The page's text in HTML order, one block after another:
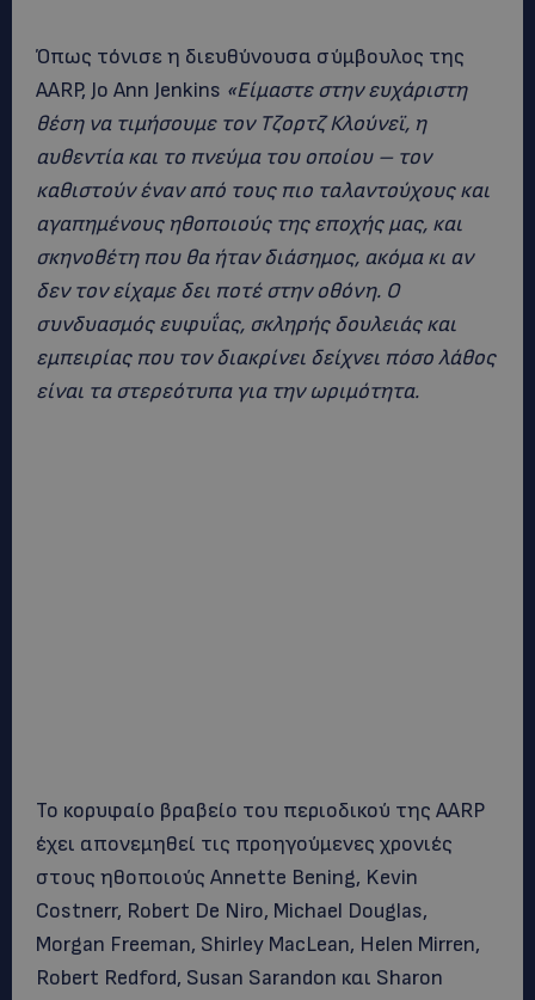
Όπως τόνισε η διευθύνουσα σύμβουλος της
AARP, Jo Ann Jenkins «Είμαστε στην ευχάριστη
θέση να τιμήσουμε τον Τζορτζ Κλούνεϊ, η
αυθεντία και το πνεύμα του οποίου – τον
καθιστούν έναν από τους πιο ταλαντούχους και
αγαπημένους ηθοποιούς της εποχής μας, και
σκηνοθέτη που θα ήταν διάσημος, ακόμα κι αν
δεν τον είχαμε δει ποτέ στην οθόνη. Ο
συνδυασμός ευφυΐας, σκληρής δουλειάς και
εμπειρίας που τον διακρίνει δείχνει πόσο λάθος
είναι τα στερεότυπα για την ωριμότητα.
Το κορυφαίο βραβείο του περιοδικού της AARP
έχει απονεμηθεί τις προηγούμενες χρονιές
στους ηθοποιούς Annette Bening, Kevin
Costnerr, Robert De Niro, Michael Douglas,
Morgan Freeman, Shirley MacLean, Helen Mirren,
Robert Redford, Susan Sarandon και Sharon